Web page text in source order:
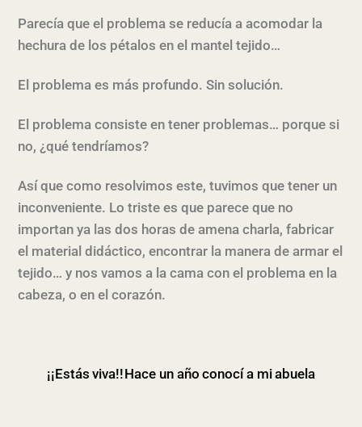
Parecía que el problema se reducía a acomodar la
hechura de los pétalos en el mantel tejido…
El problema es más profundo. Sin solución.
El problema consiste en tener problemas… porque si
no, ¿qué tendríamos?
Así que como resolvimos este, tuvimos que tener un
inconveniente. Lo triste es que parece que no
importan ya las dos horas de amena charla, fabricar
el material didáctico, encontrar la manera de armar el
tejido… y nos vamos a la cama con el problema en la
cabeza, o en el corazón.
¡¡Estás viva!!Hace un año conocí a mi abuela